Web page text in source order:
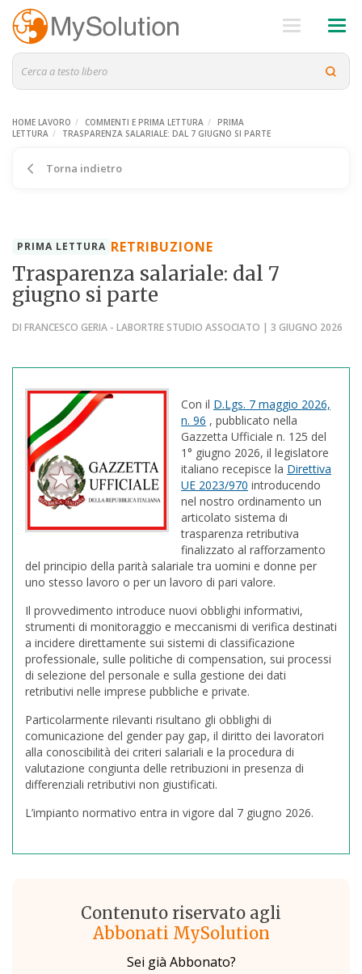
HOME LAVORO COMMENTI E PRIMA LETTURA
PRIMA
LETTURA
TRASPARENZA SALARIALE: DAL 7 GIUGNO SI PARTE
Torna indietro
PRIMA LETTURA RETRIBUZIONE
Trasparenza salariale: dal 7
giugno si parte
DI FRANCESCO GERIA - LABORTRE STUDIO ASSOCIATO | 3 GIUGNO 2026
Con il D.Lgs. 7 maggio 2026,
n. 96 , pubblicato nella
Gazzetta Ufficiale n. 125 del
1° giugno 2026, il legislatore
italiano recepisce la Direttiva
UE 2023/970 introducendo
nel nostro ordinamento un
articolato sistema di
trasparenza retributiva
finalizzato al rafforzamento
del principio della parità salariale tra uomini e donne per
uno stesso lavoro o per un lavoro di pari valore.
Il provvedimento introduce nuovi obblighi informativi,
strumenti di monitoraggio e meccanismi di verifica destinati
a incidere direttamente sui sistemi di classificazione
professionale, sulle politiche di compensation, sui processi
di selezione del personale e sulla gestione dei dati
retributivi nelle imprese pubbliche e private.
Particolarmente rilevanti risultano gli obblighi di
comunicazione del gender pay gap, il diritto dei lavoratori
alla conoscibilità dei criteri salariali e la procedura di
valutazione congiunta delle retribuzioni in presenza di
differenziali retributivi non giustificati.
L’impianto normativo entra in vigore dal 7 giugno 2026.
Contenuto riservato agli
Abbonati MySolution
Sei già Abbonato?